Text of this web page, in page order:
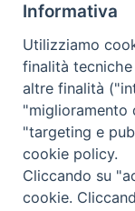
DIOCESI
Contatti:
E-
Orari: dal
Lunedì,
Informativa
Utilizziamo
finalità
altre finalità
"miglioramento
"targeting e
cookie policy.
Cliccando su
cookie.